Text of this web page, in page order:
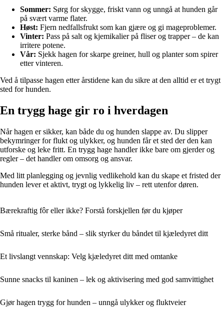
Sommer: Sørg for skygge, friskt vann og unngå at hunden går
på svært varme flater.
Høst: Fjern nedfallsfrukt som kan gjære og gi mageproblemer.
Vinter: Pass på salt og kjemikalier på fliser og trapper – de kan
irritere potene.
Vår: Sjekk hagen for skarpe greiner, hull og planter som spirer
etter vinteren.
Ved å tilpasse hagen etter årstidene kan du sikre at den alltid er et trygt
sted for hunden.
En trygg hage gir ro i hverdagen
Når hagen er sikker, kan både du og hunden slappe av. Du slipper
bekymringer for flukt og ulykker, og hunden får et sted der den kan
utforske og leke fritt. En trygg hage handler ikke bare om gjerder og
regler – det handler om omsorg og ansvar.
Med litt planlegging og jevnlig vedlikehold kan du skape et fristed der
hunden lever et aktivt, trygt og lykkelig liv – rett utenfor døren.
Bærekraftig fôr eller ikke? Forstå forskjellen før du kjøper
Små ritualer, sterke bånd – slik styrker du båndet til kjæledyret ditt
Et livslangt vennskap: Velg kjæledyret ditt med omtanke
Sunne snacks til kaninen – lek og aktivisering med god samvittighet
Gjør hagen trygg for hunden – unngå ulykker og fluktveier